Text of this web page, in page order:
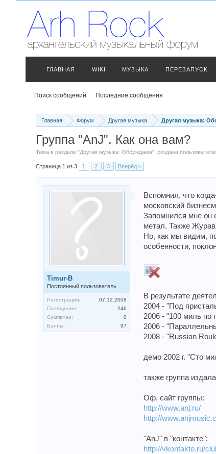
Главная Форум Другая музыка Другая музыка:
Группа "AnJ". Как она вам?
Тема в разделе "Другая музыка: Обсуждаем", создана
Страница 1 из 3 1 2 3 Вперёд >
Timur-B
Постоянный пользователь
Регистрация:
07.12.2008
Сообщения:
246
Симпатии:
0
Баллы:
97
Вспомнил, что
московский
Запомнился мне он
метал. Также
Но, как мы видим,
особенности,
В результате
2004 - "Под
2006 - "100 миль по
2006 -
2008 - "Russian
демо 2002 г. "Сто
также группа
Оф. сайт группы:
http://www.anj.ru/
http://
"AnJ" в "контакте":
http://vkontakte.ru/
ГЛАВНАЯ WIKI МУЗЫКА ПЕРЕЗАПУСК
Поиск сообщений Последние сообщения